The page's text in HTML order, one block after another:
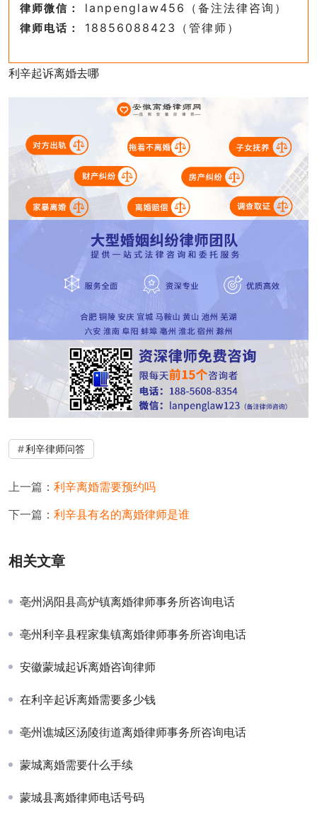
律师微信： lanpenglaw456（备注法律咨询）
律师电话： 18856088423（管律师）
利辛起诉离婚去哪
利辛律师问答
上一篇： 利辛离婚需要预约吗
下一篇： 利辛县有名的离婚律师是谁
相关文章
亳州涡阳县高炉镇离婚律师事务所咨询电话
亳州利辛县程家集镇离婚律师事务所咨询电话
安徽蒙城起诉离婚咨询律师
在利辛起诉离婚需要多少钱
亳州谯城区汤陵街道离婚律师事务所咨询电话
蒙城离婚需要什么手续
蒙城县离婚律师电话号码